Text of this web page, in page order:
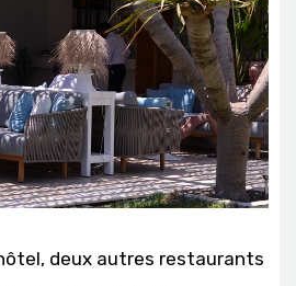
deux autres restaurants